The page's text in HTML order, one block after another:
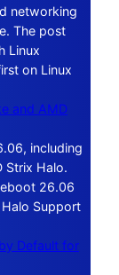
networking
The post
Linux
on Linux
and AMD
including
Strix Halo.
26.06
Support
Default for